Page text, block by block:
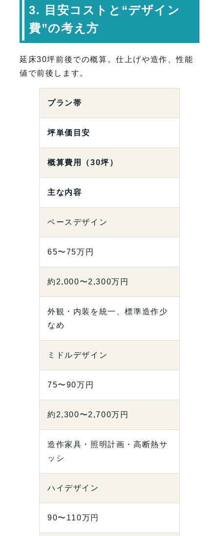
3. 目安コストと“デザイン
費”の考え方
延床30坪前後での概算。仕上げや造作、性能
値で前後します。
プラン帯
坪単価目安
概算費用（30坪）
主な内容
ベースデザイン
65〜75万円
約2,000〜2,300万円
外観・内装を統一、標準造作少
なめ
ミドルデザイン
75〜90万円
約2,300〜2,700万円
造作家具・照明計画・高断熱サ
ッシ
ハイデザイン
90〜110万円